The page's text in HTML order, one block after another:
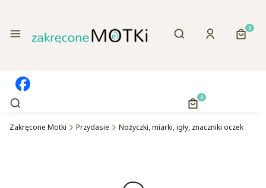
Menu Otwórz
Szukaj Zaloguj się
Otwórz wyszukiwarkę
Szukaj Produkty w
Koszyk
Zakręcone Motki Przydasie Nożyczki, miarki, igły, znaczniki oczek